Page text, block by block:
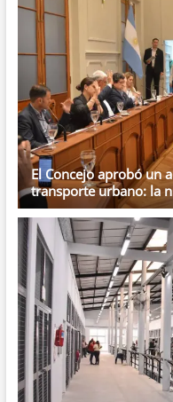
El Concejo aprobó un
transporte urbano: la